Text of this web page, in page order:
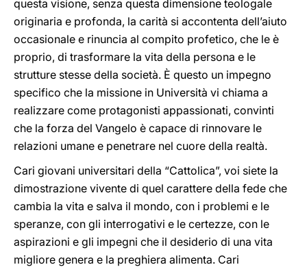
questa visione, senza questa dimensione teologale
originaria e profonda, la carità si accontenta dell’aiuto
occasionale e rinuncia al compito profetico, che le è
proprio, di trasformare la vita della persona e le
strutture stesse della società. È questo un impegno
specifico che la missione in Università vi chiama a
realizzare come protagonisti appassionati, convinti
che la forza del Vangelo è capace di rinnovare le
relazioni umane e penetrare nel cuore della realtà.
Cari giovani universitari della “Cattolica”, voi siete la
dimostrazione vivente di quel carattere della fede che
cambia la vita e salva il mondo, con i problemi e le
speranze, con gli interrogativi e le certezze, con le
aspirazioni e gli impegni che il desiderio di una vita
migliore genera e la preghiera alimenta. Cari